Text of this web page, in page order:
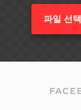
파일 선택